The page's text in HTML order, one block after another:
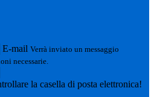
E-mail Verrà inviato un messaggio
necessarie.
la casella di posta elettronica!